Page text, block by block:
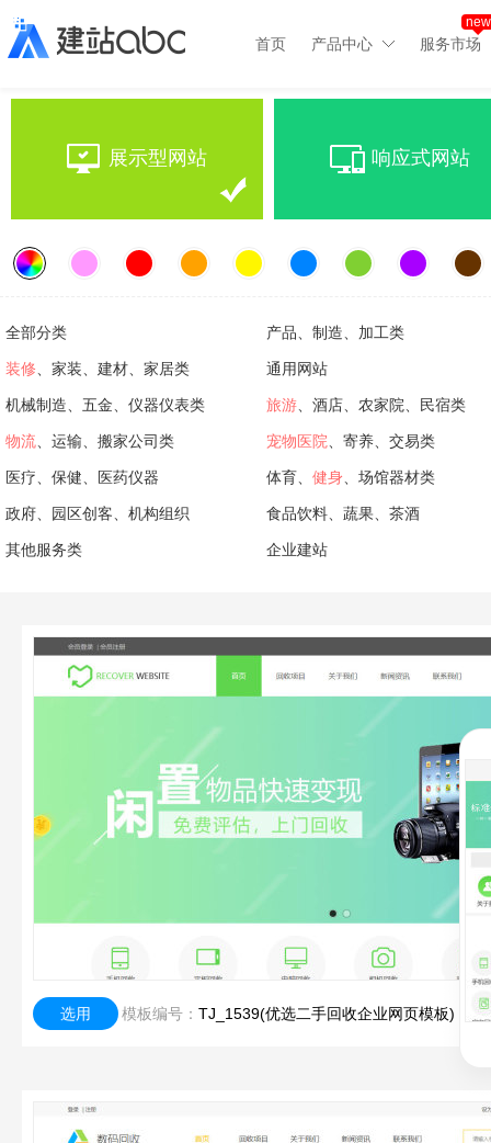
首页 产品中心 服务市场
new
展示型网站 响应式网站
全部分类 产品、制造、加工类
装修 、家装、建材、家居类 通用网站
机械制造、五金、仪器仪表类 旅游 、酒店、农家院、民宿类
物流 、运输、搬家公司类 宠物医院 、寄养、交易类
医疗、保健、医药仪器 体育、 健身 、场馆器材类
政府、园区创客、机构组织 食品饮料、蔬果、茶酒
其他服务类 企业建站
选用 模板编号： TJ_1539(优选二手回收企业网页模板)